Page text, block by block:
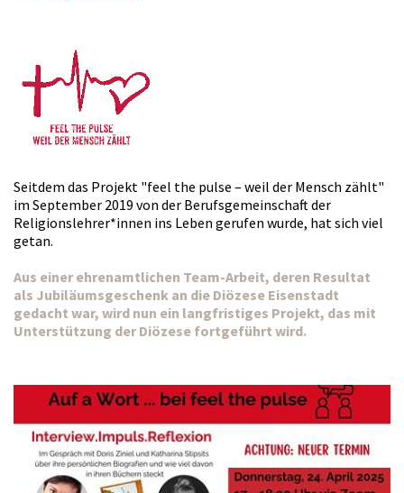
Seitdem das Projekt "feel the pulse – weil der Mensch zählt"
im September 2019 von der Berufsgemeinschaft der
Religionslehrer*innen ins Leben gerufen wurde, hat sich viel
getan.
Aus einer ehrenamtlichen Team-Arbeit, deren Resultat
als Jubiläumsgeschenk an die Diözese Eisenstadt
gedacht war, wird nun ein langfristiges Projekt, das mit
Unterstützung der Diözese fortgeführt wird.